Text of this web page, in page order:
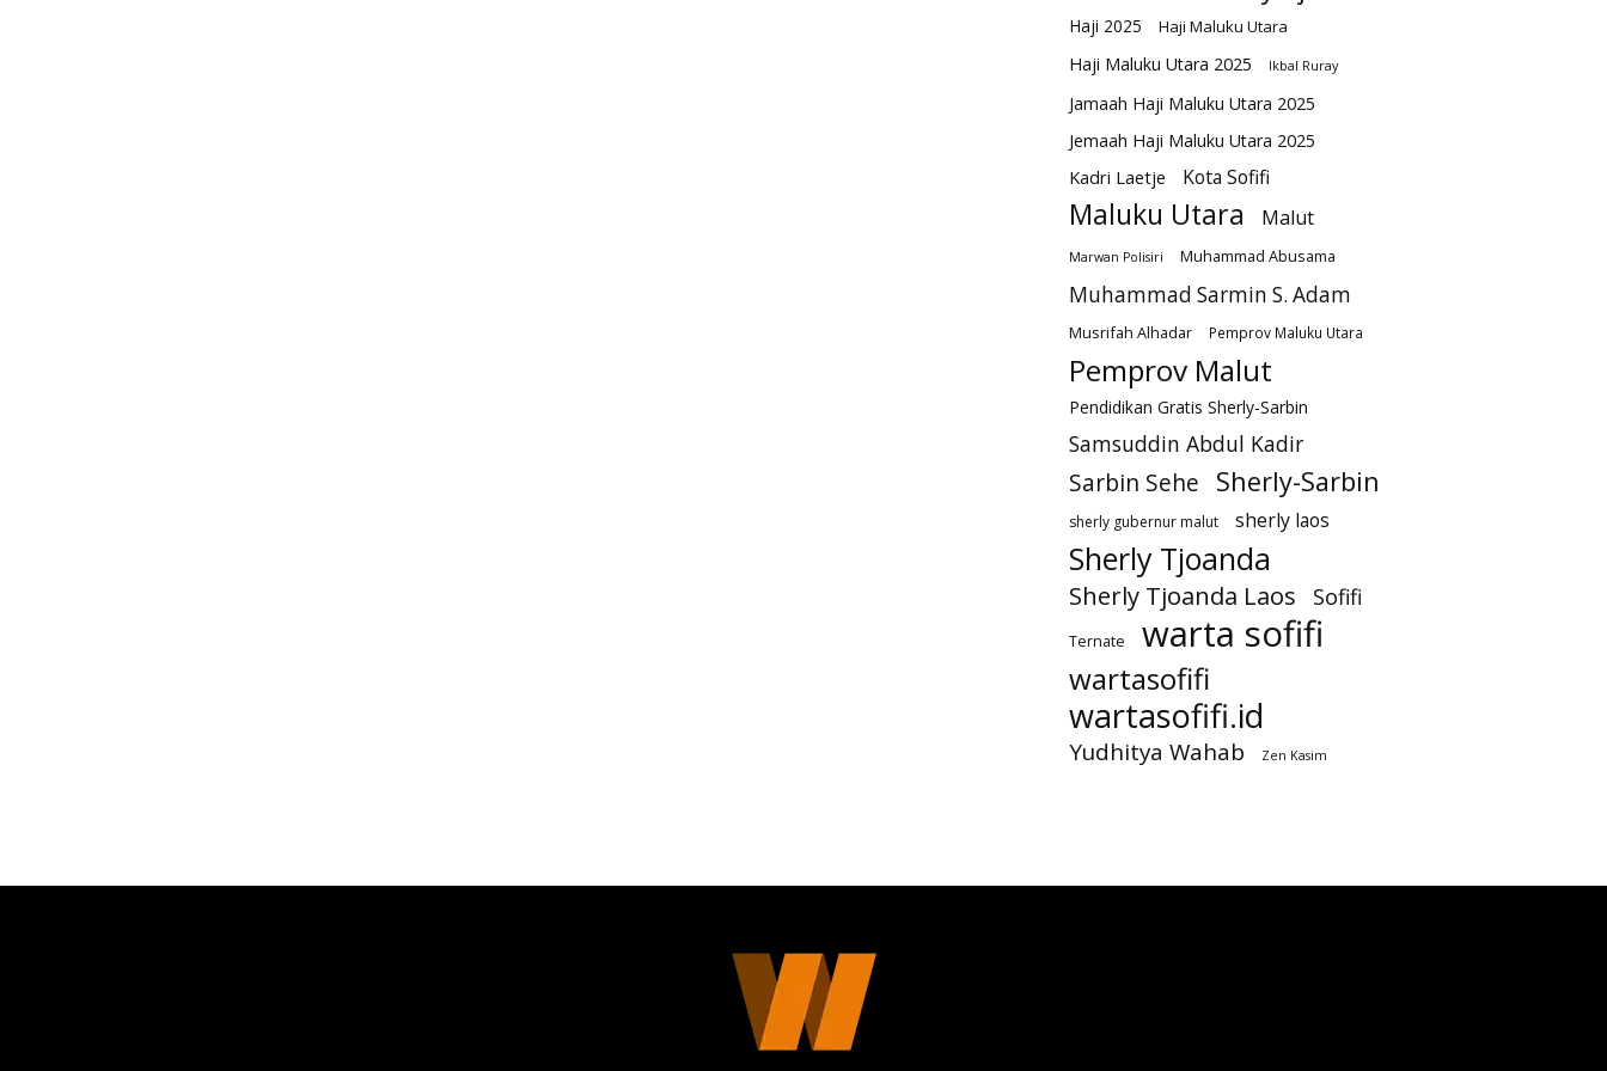
Haji 2025 Haji Maluku Utara
Haji Maluku Utara 2025 Ikbal Ruray
Jamaah Haji Maluku Utara 2025
Jemaah Haji Maluku Utara 2025
Kadri Laetje Kota Sofifi
Maluku Utara Malut
Marwan Polisiri Muhammad Abusama
Muhammad Sarmin S. Adam
Musrifah Alhadar Pemprov Maluku Utara
Pemprov Malut
Pendidikan Gratis Sherly-Sarbin
Samsuddin Abdul Kadir
Sarbin Sehe Sherly-Sarbin
sherly gubernur malut sherly laos
Sherly Tjoanda
Sherly Tjoanda Laos Sofifi
Ternate warta sofifi
wartasofifi
wartasofifi.id
Yudhitya Wahab Zen Kasim